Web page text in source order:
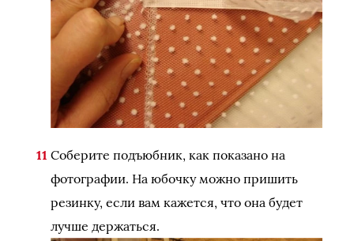
Соберите подъюбник, как показано на
фотографии. На юбочку можно пришить
резинку, если вам кажется, что она будет
лучше держаться.